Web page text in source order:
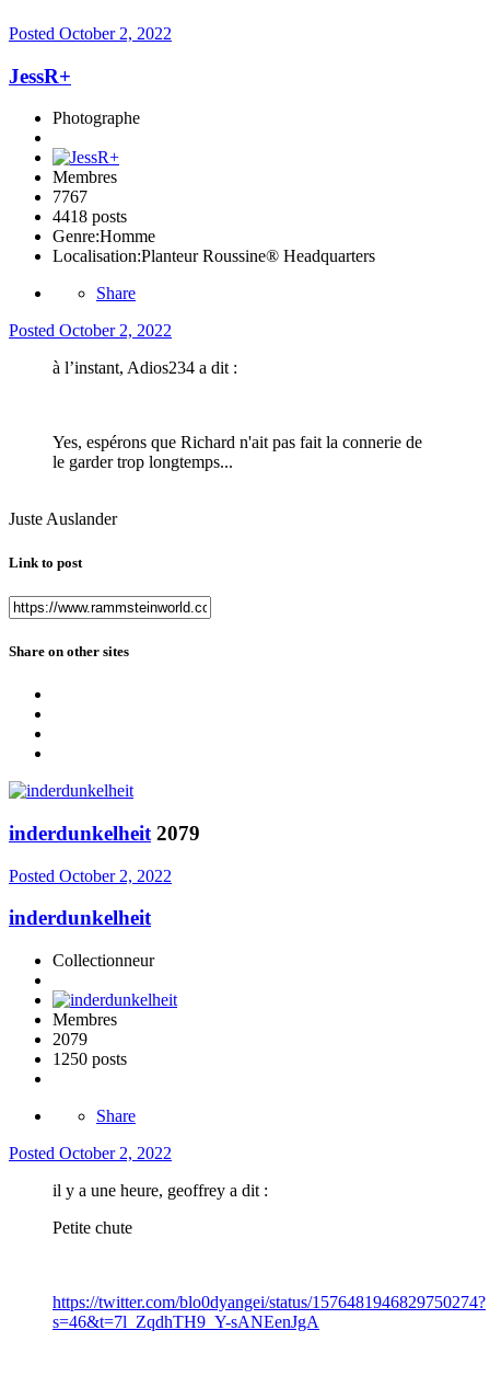
Posted October 2, 2022
JessR+
Photographe
Membres
7767
4418 posts
Genre:Homme
Localisation:Planteur Roussine® Headquarters
Share
Posted October 2, 2022
à l’instant, Adios234 a dit :
Yes, espérons que Richard n'ait pas fait la connerie de
le garder trop longtemps...
Juste Auslander
Link to post
Share on other sites
inderdunkelheit 2079
Posted October 2, 2022
inderdunkelheit
Collectionneur
Membres
2079
1250 posts
Share
Posted October 2, 2022
il y a une heure, geoffrey a dit :
Petite chute
https://twitter.com/blo0dyangei/status/1576481946829750274?
s=46&t=7l_ZqdhTH9_Y-sANEenJgA